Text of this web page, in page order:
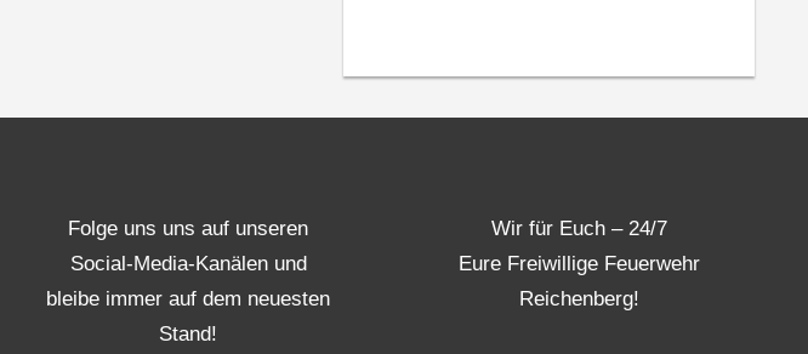
Folge uns uns auf unseren
Social-Media-Kanälen und
bleibe immer auf dem neuesten
Stand!
Wir für Euch – 24/7
Eure Freiwillige Feuerwehr
Reichenberg!